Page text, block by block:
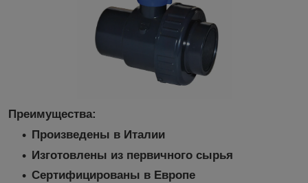
Преимущества:
Произведены в Италии
Изготовлены из первичного сырья
Сертифицированы в Европе